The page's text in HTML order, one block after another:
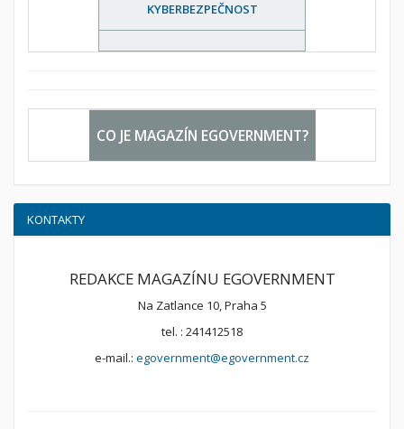
KYBERBEZPEČNOST
CO JE MAGAZÍN EGOVERNMENT?
KONTAKTY
REDAKCE MAGAZÍNU EGOVERNMENT
Na Zatlance 10, Praha 5
tel. : 241412518
e-mail.: egovernment@egovernment.cz